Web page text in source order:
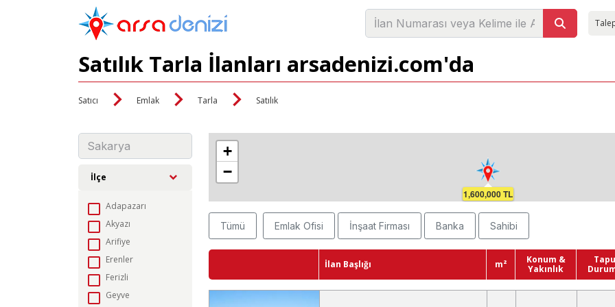
Satılık Tarla İlanları arsadenizi.com'da
Satıcı Emlak Tarla Satılık
İlçe
Adapazarı
Akyazı
Arifiye
Erenler
Ferizli
Geyve
1,600,000 TL
+
−
Tümü Emlak Ofisi İnşaat Firması Banka Sahibi
İlan Başlığı m²
Konum &
Yakınlık
Tapu